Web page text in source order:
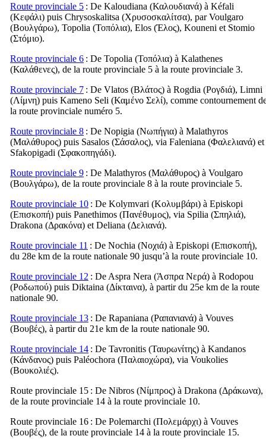
Route provinciale 5 : De Kaloudiana (Καλουδιανά) à Kéfali
(Κεφάλι) puis Chrysoskalitsa (Χρυσοσκαλίτσα), par Voulgaro
(Βουλγάρω), Topolia (Τοπόλια), Elos (Έλος), Kouneni et Stomio
(Στόμιο).
Route provinciale 6 : De Topolia (Τοπόλια) à Kalathenes
(Καλάθενες), de la route provinciale 5 à la route provinciale 3.
Route provinciale 7 : De Vlatos (Βλάτος) à Rogdia (Ρογδιά), Limni
(Λίμνη) puis Kameno Seli (Καμένο Σελί), comme contournement
la route provinciale numéro 5.
Route provinciale 8 : De Nopigia (Νωπήγια) à Malathyros
(Μαλάθυρος) puis Sasalos (Σάσαλος), via Faleniana (Φαλελιανά) et
Sfakopigadi (Σφακοπηγάδι).
Route provinciale 9 : De Malathyros (Μαλάθυρος) à Voulgaro
(Βουλγάρω), de la route provinciale 8 à la route provinciale 5.
Route provinciale 10 : De Kolymvari (Κολυμβάρι) à Episkopi
(Επισκοπή) puis Panethimos (Πανέθυμος), via Spilia (Σπηλιά),
Drakona (Δρακόνα) et Deliana (Δελιανά).
Route provinciale 11 : De Nochia (Νοχιά) à Episkopi (Επισκοπή),
du 28e km de la route nationale 90 jusqu’à la route provinciale 10.
Route provinciale 12 : De Aspra Nera (Άσπρα Νερά) à Rodopou
(Ροδωπού) puis Diktaina (Δίκταινα), à partir du 25e km de la route
nationale 90.
Route provinciale 13 : De Rapaniana (Ραπανιανά) à Vouves
(Βουβές), à partir du 21e km de la route nationale 90.
Route provinciale 14 : De Tavronitis (Ταυρωνίτης) à Kandanos
(Κάνδανος) puis Paléochora (Παλαιοχώρα), via Voukolies
(Βουκολιές).
Route provinciale 15 : De Nibros (Νίμπρος) à Drakona (Δράκωνα),
de la route provinciale 14 à la route provinciale 10.
Route provinciale 16 : De Polemarchi (Πολεμάρχι) à Vouves
(Βουβές), de la route provinciale 14 à la route provinciale 15.